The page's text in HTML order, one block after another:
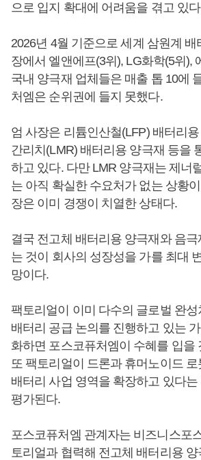
으로 입지 확대에 어려움을 겪고 있
2026년 4월 기준으로 세계 삼원계 배
장에서 엘앤에프(3위), LG화학(5위),
국내 양극재 업체들은 매출 톱 10에
처엠은 순위권에 들지 못했다.
엄 사장은 리튬인산철(LFP) 배터리
간리치(LMR) 배터리용 양극재 등을
하고 있다. 다만 LMR 양극재는 제너
는 아직 확실한 수요처가 없는 상황
장은 이미 경쟁이 치열한 상태다.
결국 전고체 배터리용 양극재와 음
는 것이 회사의 성장성을 가를 최대
망이다.
팩토리얼이 이미 다수의 글로벌 완성
배터리 공급 논의를 진행하고 있는
화하면 포스코퓨처엠이 수혜를 입을
또 팩토리얼이 드론과 휴머노이드 로
배터리 사업 영역을 확장하고 있다
평가된다.
포스코퓨처엠 관계자는 비즈니스포
토리얼과 협력해 전고체 배터리용 양